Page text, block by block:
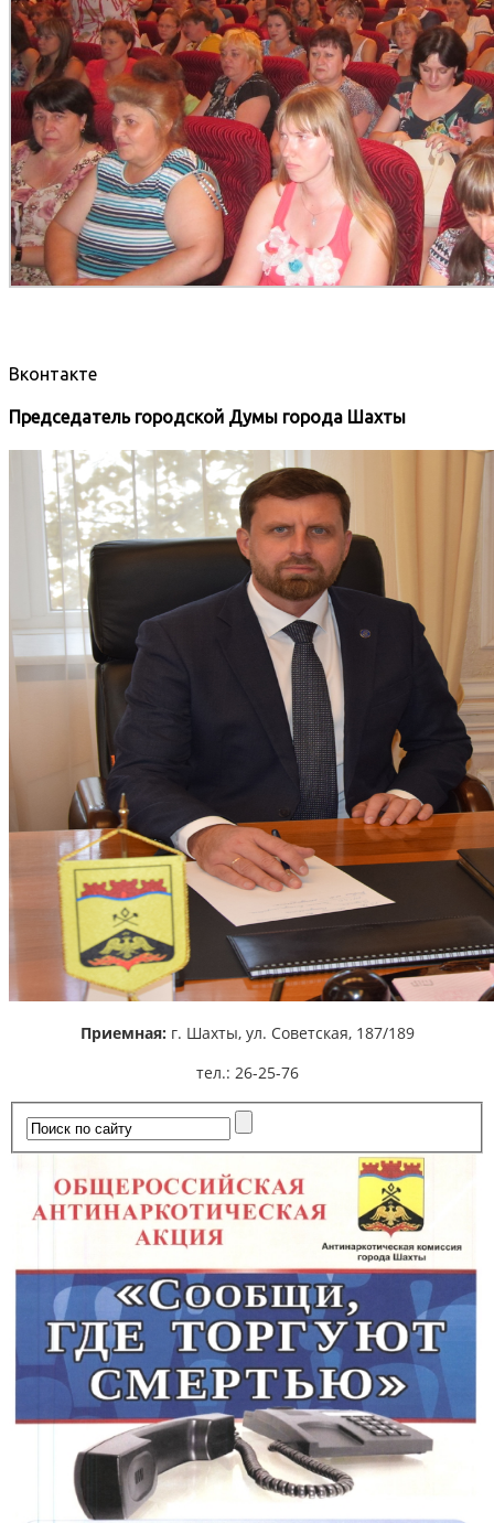
Вконтакте
Председатель городской Думы города Шахты
Приемная: г. Шахты, ул. Советская, 187/189
тел.: 26-25-76